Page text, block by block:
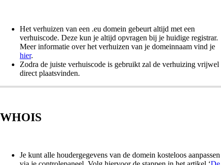
Het verhuizen van een .eu domein gebeurt altijd met een
verhuiscode. Deze kun je altijd opvragen bij je huidige registrar.
Meer informatie over het verhuizen van je domeinnaam vind je
hier.
Zodra de juiste verhuiscode is gebruikt zal de verhuizing vrijwel
direct plaatsvinden.
WHOIS
Je kunt alle houdergegevens van de domein kosteloos aanpassen